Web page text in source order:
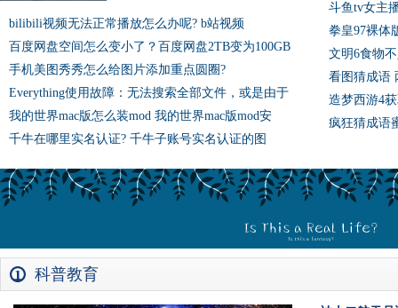
bilibili视频无法正常播放怎么办呢? b站视频
百度网盘空间怎么变小了？百度网盘2TB变为100GB
手机美图秀秀怎么给图片添加重点圆圈?
Everything使用故障：无法搜索全部文件，或是由于
我的世界mac版怎么装mod 我的世界mac版mod安
千牛在哪里实名认证? 千牛子账号实名认证的图
斗鱼tv女主
拳皇97裸体
文明6食物
看图猜成语
造梦西游4
疯狂猜成语
科普教育